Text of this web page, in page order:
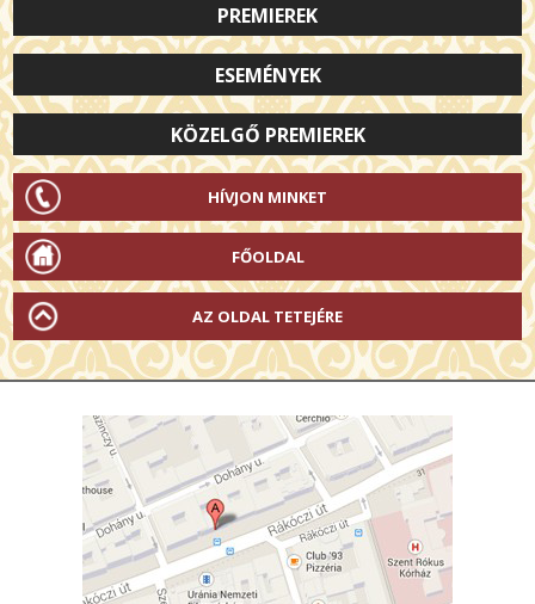
PREMIEREK
ESEMÉNYEK
KÖZELGŐ PREMIEREK
HÍVJON MINKET
FŐOLDAL
AZ OLDAL TETEJÉRE